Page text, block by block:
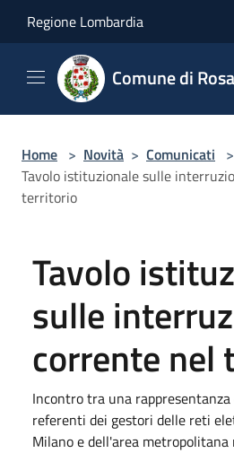
Regione Lombardia
Comune di
Home > Novità > Comunicati >
Tavolo istituzionale sulle
territorio
Tavolo
sulle
corrente nel
Incontro tra una rappresentanza
referenti dei gestori delle reti
Milano e dell'area metropolitana